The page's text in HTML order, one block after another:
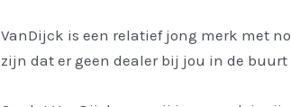
VanDijck is een relatief jong merk met
zijn dat er geen dealer bij jou in de buurt